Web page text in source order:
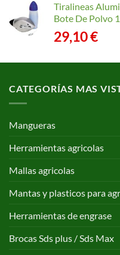
Tiralineas
Bote De Polvo
29,10€
CATEGORÍAS MAS
Mangueras
Herramientas agricolas
Mallas agricolas
Mantas y plasticos para
Herramientas de engrase
Brocas Sds plus / Sds Max